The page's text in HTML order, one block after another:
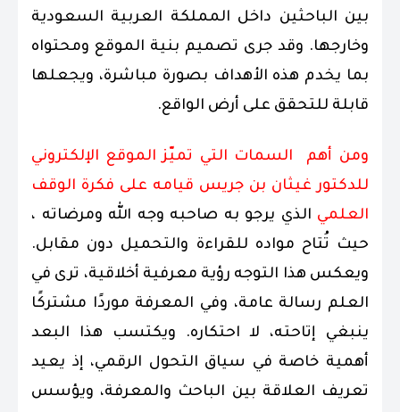
بين الباحثين داخل المملكة العربية السعودية
وخارجها. وقد جرى تصميم بنية الموقع ومحتواه
بما يخدم هذه الأهداف بصورة مباشرة، ويجعلها
قابلة للتحقق على أرض الواقع.
ومن أهم السمات التي تميّز الموقع الإلكتروني
للدكتور غيثان بن جريس قيامه على فكرة الوقف
العلمي الذي يرجو به صاحبه وجه الله ومرضاته ،
حيث تُتاح مواده للقراءة والتحميل دون مقابل.
ويعكس هذا التوجه رؤية معرفية أخلاقية، ترى في
العلم رسالة عامة، وفي المعرفة موردًا مشتركًا
ينبغي إتاحته، لا احتكاره. ويكتسب هذا البعد
أهمية خاصة في سياق التحول الرقمي، إذ يعيد
تعريف العلاقة بين الباحث والمعرفة، ويؤسس